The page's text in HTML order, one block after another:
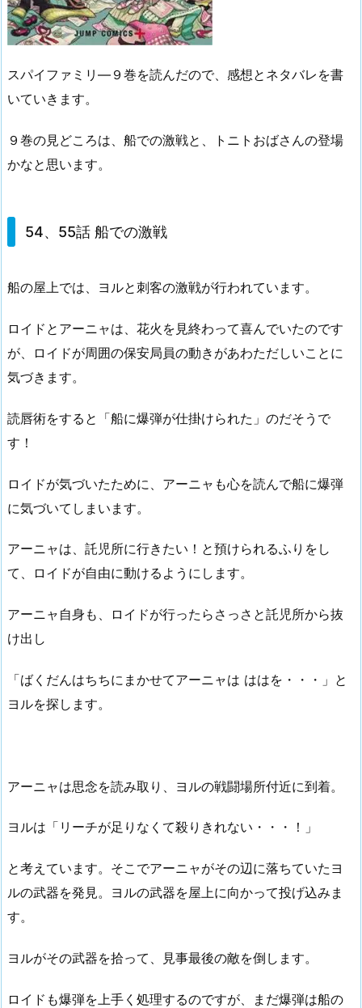
スパイファミリ―９巻を読んだので、感想とネタバレを書
いていきます。
９巻の見どころは、船での激戦と、トニトおばさんの登場
かなと思います。
54、55話 船での激戦
船の屋上では、ヨルと刺客の激戦が行われています。
ロイドとアーニャは、花火を見終わって喜んでいたのです
が、ロイドが周囲の保安局員の動きがあわただしいことに
気づきます。
読唇術をすると「船に爆弾が仕掛けられた」のだそうで
す！
ロイドが気づいたために、アーニャも心を読んで船に爆弾
に気づいてしまいます。
アーニャは、託児所に行きたい！と預けられるふりをし
て、ロイドが自由に動けるようにします。
アーニャ自身も、ロイドが行ったらさっさと託児所から抜
け出し
「ばくだんはちちにまかせてアーニャは ははを・・・」と
ヨルを探します。
アーニャは思念を読み取り、ヨルの戦闘場所付近に到着。
ヨルは「リーチが足りなくて殺りきれない・・・！」
と考えています。そこでアーニャがその辺に落ちていたヨ
ルの武器を発見。ヨルの武器を屋上に向かって投げ込みま
す。
ヨルがその武器を拾って、見事最後の敵を倒します。
ロイドも爆弾を上手く処理するのですが、まだ爆弾は船の